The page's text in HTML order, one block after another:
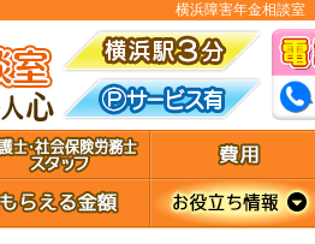
横浜障害年金相談室